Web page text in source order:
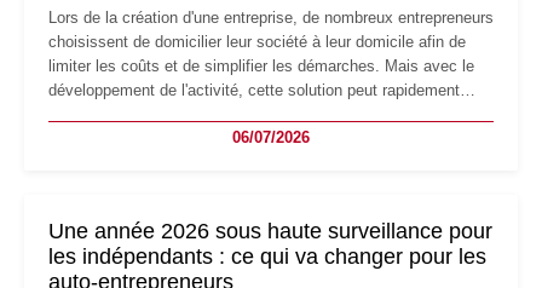
Lors de la création d'une entreprise, de nombreux entrepreneurs
choisissent de domicilier leur société à leur domicile afin de
limiter les coûts et de simplifier les démarches. Mais avec le
développement de l'activité, cette solution peut rapidement
professionnels, recrutement, image de marque… Le
06/07/2026
Une année 2026 sous haute surveillance pour
les indépendants : ce qui va changer pour les
auto-entrepreneurs